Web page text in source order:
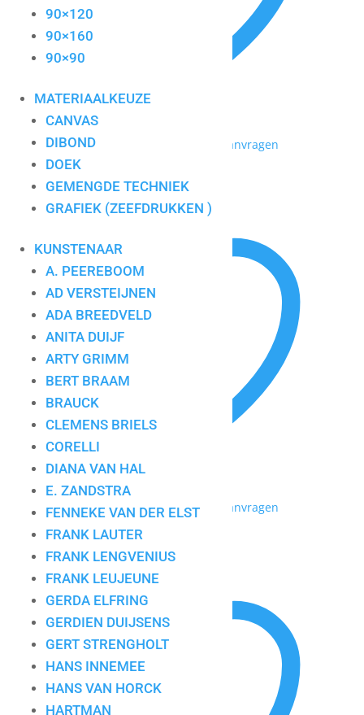
90×120
90×160
90×90
MATERIAALKEUZE
CANVAS
DIBOND
DOEK
GEMENGDE TECHNIEK
GRAFIEK (ZEEFDRUKKEN )
KUNSTENAAR
A. PEEREBOOM
AD VERSTEIJNEN
ADA BREEDVELD
ANITA DUIJF
ARTY GRIMM
BERT BRAAM
BRAUCK
CLEMENS BRIELS
CORELLI
DIANA VAN HAL
E. ZANDSTRA
FENNEKE VAN DER ELST
FRANK LAUTER
FRANK LENGVENIUS
FRANK LEUJEUNE
GERDA ELFRING
GERDIEN DUIJSENS
GERT STRENGHOLT
HANS INNEMEE
HANS VAN HORCK
HARTMAN
Toevoegen aan mijn lijst / Offerte aanvragen
circle of live
Toevoegen aan mijn lijst / Offerte aanvragen
Popart paper